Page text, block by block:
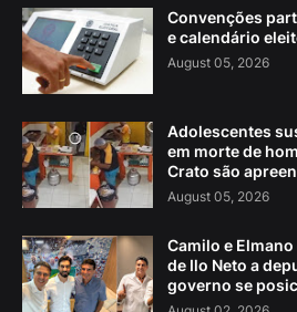
Convenções
e calendário
August 05, 2026
Adolescentes
em morte de
Crato são
August 05, 2026
Camilo e
de Ilo Neto a
governo se